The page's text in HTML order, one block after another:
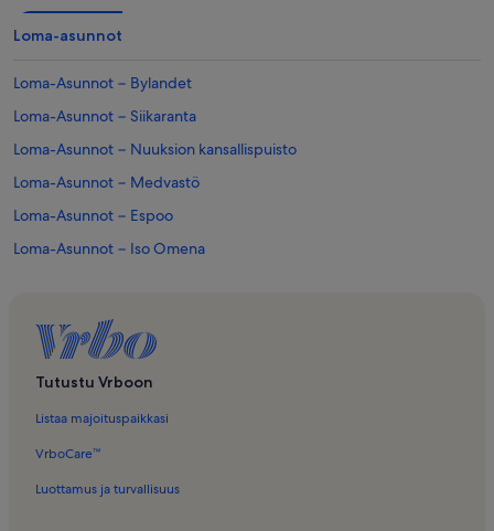
Loma-asunnot
Loma-Asunnot − Bylandet
Loma-Asunnot − Siikaranta
Loma-Asunnot − Nuuksion kansallispuisto
Loma-Asunnot − Medvastö
Loma-Asunnot − Espoo
Loma-Asunnot − Iso Omena
Loma-Asunnot − Pyhän Laurin kirkko
Loma-Asunnot − Svartvikin uimaranta
Loma-Asunnot − Nummelan koirapuisto
Loma-Asunnot − Oitmäki
Loma-Asunnot − Masala
Loma-Asunnot − Prisma
Tutustu Vrboon
Listaa majoituspaikkasi
VrboCare™
Luottamus ja turvallisuus